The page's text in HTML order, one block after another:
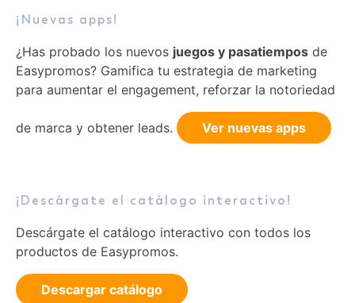
¡Nuevas apps!
¿Has probado los nuevos juegos y pasatiempos de
Easypromos? Gamifica tu estrategia de marketing
para aumentar el engagement, reforzar la notoriedad
de marca y obtener leads. Ver nuevas apps
¡Descárgate el catálogo interactivo!
Descárgate el catálogo interactivo con todos los
productos de Easypromos.
Descargar catálogo